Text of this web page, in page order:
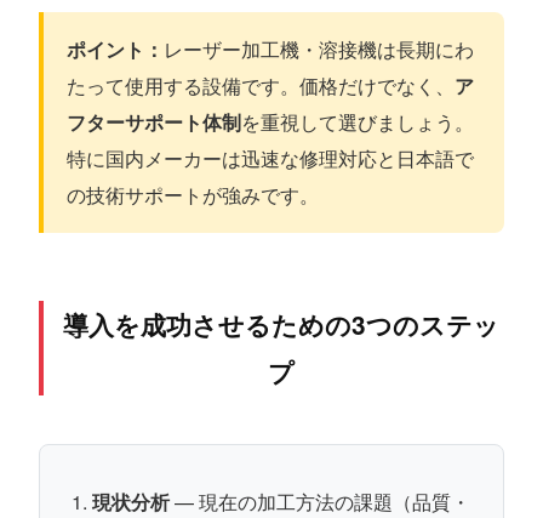
ポイント： レーザー加工機・溶接機は長期にわ
たって使用する設備です。価格だけでなく、 ア
フターサポート体制を重視して選びましょう。
特に国内メーカーは迅速な修理対応と日本語で
の技術サポートが強みです。
導入を成功させるための3つのステッ
プ
現状分析— 現在の加工方法の課題（品質・